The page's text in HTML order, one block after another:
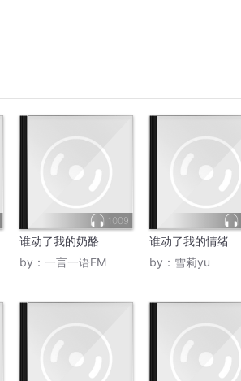
1009
谁动了我的奶酪
by： 一言一语FM
谁动了我的情绪
by： 雪莉yu